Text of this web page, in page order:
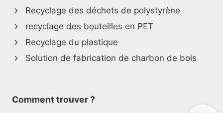
Recyclage des déchets de polystyrène
recyclage des bouteilles en PET
Recyclage du plastique
Solution de fabrication de charbon de bois
Comment trouver ?